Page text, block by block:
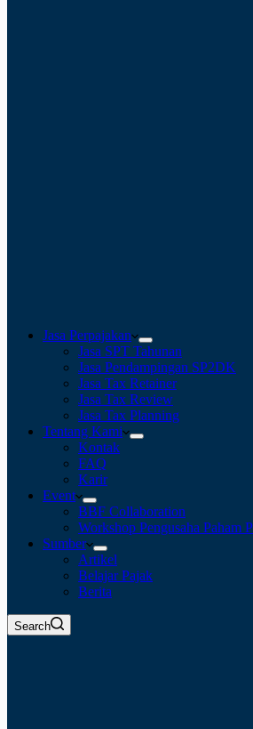
Jasa Perpajakan
Jasa SPT Tahunan
Jasa Pendampingan SP2DK
Jasa Tax Retainer
Jasa Tax Review
Jasa Tax Planning
Tentang Kami
Kontak
FAQ
Karir
Event
BBF Collaboration
Workshop Pengusaha Paham
Sumber
Artikel
Belajar Pajak
Berita
Search